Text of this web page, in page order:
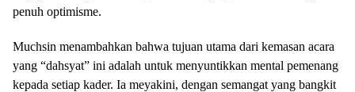
penuh optimisme.
Muchsin menambahkan bahwa tujuan utama dari kemasan acara
yang “dahsyat” ini adalah untuk menyuntikkan mental pemenang
kepada setiap kader. Ia meyakini, dengan semangat yang bangkit